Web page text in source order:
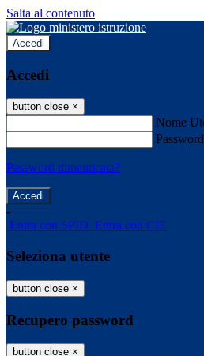
Salta al contenuto
Accedi
Accedi
button close ×
Nome
Password
Password dimenticata?
-
Entra con SPID Entra con CIE
Seleziona utente
button close ×
Recupero password
button close ×